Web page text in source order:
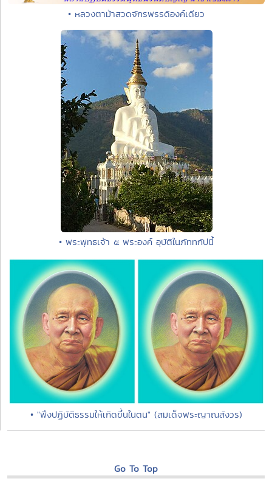
• หลวงตาม้าสวดจักรพรรดิองค์เดียว
• พระพุทธเจ้า ๕ พระองค์ อุบัติในภัททกัปนี้
• "พึงปฏิบัติธรรมให้เกิดขึ้นในตน" (สมเด็จพระญาณสังวร)
Go To Top